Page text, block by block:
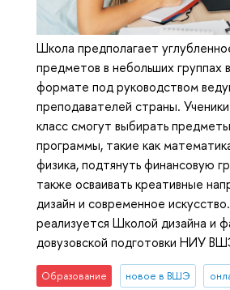
Школа предполагает
предметов в небольших группах
формате под руководством
преподавателей страны.
класс смогут выбирать
программы, такие как
физика, подтянуть финансовую
также осваивать креативные
дизайн и современное
реализуется Школой дизайна и
довузовской подготовки НИУ
Образование новое в ВШЭ